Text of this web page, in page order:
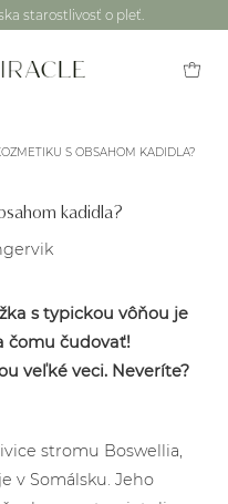
starostlivosť o pleť.
S OBSAHOM KADIDLA?
kadidla?
s typickou vôňou je
čomu čudovať!
veľké veci. Neveríte?
stromu Boswellia,
v Somálsku. Jeho